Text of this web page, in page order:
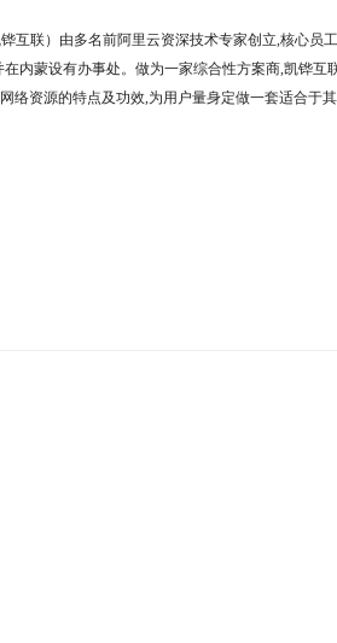
互联）由多名前阿里云资深技术专家创立,核心
内蒙设有办事处。做为一家综合性方案商,凯铧
络资源的特点及功效,为用户量身定做一套适合